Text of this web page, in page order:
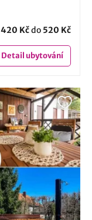
420 Kčdo 520 Kč
Detailubytování